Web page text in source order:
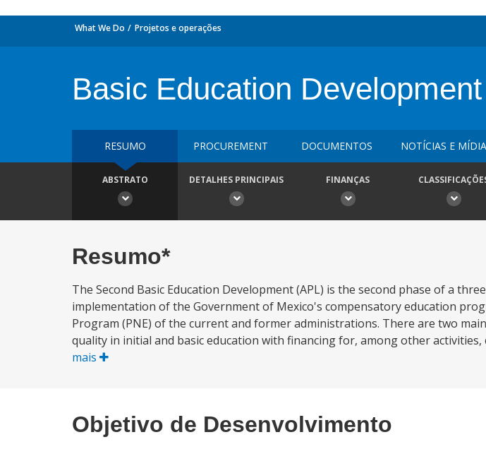
What We Do Projetos e operações
Basic Education
RESUMO PROCUREMENT DOCUMENTOS NOTÍCIAS E MÍDIA
ABSTRATO DETALHES PRINCIPAIS FINANÇAS
Resumo*
The Second Basic Education Development (APL) is the second phase of a
implementation of the Government of Mexico's compensatory education
Program (PNE) of the current and former administrations. There are two
quality in initial and basic education with financing for, among other
mais
Objetivo de Desenvolvimento